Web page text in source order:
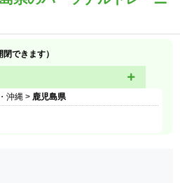
できます）
沖縄> 鹿児島県